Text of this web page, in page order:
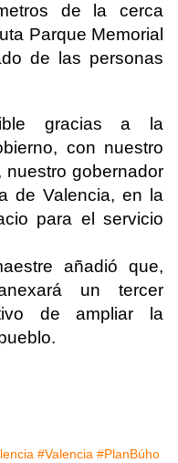
de la cerca
Parque Memorial
de las personas
gracias a la
con nuestro
nuestro gobernador
de Valencia, en la
para el servicio
añadió que,
un tercer
de ampliar la
#Valencia #PlanBúho